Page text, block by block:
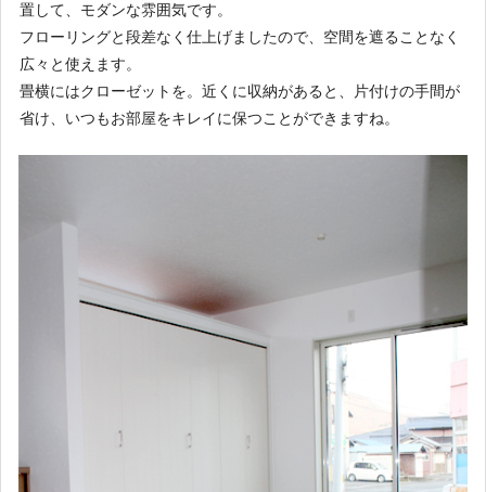
置して、モダンな雰囲気です。
フローリングと段差なく仕上げましたので、空間を遮ることなく
広々と使えます。
畳横にはクローゼットを。近くに収納があると、片付けの手間が
省け、いつもお部屋をキレイに保つことができますね。